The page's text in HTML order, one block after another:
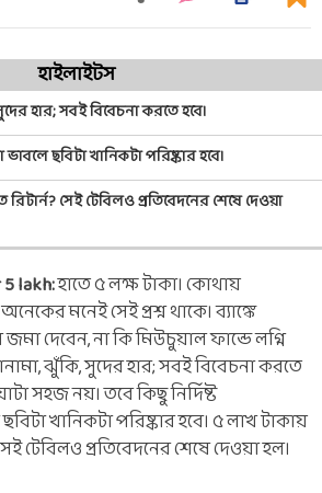
হাইলাইটস
হার; সবই বিবেচনা করতে হবে।
ছবিটা খানিকটা পরিষ্কার হবে।
সেই টেবিলও প্রতিবেদনের শেষে দেওয়া
lakh:হাতে ৫ লক্ষ টাকা। কোথায়
মনেই সেই প্রশ্ন থাকে। ব্যাঙ্কে
দেবেন, না কি মিউচুয়াল ফান্ডে লগ্নি
ঝুঁকি, সুদের হার; সবই বিবেচনা করতে
সহজ নয়। তবে কিছু নির্দিষ্ট
খানিকটা পরিষ্কার হবে। ৫ লাখ টাকায়
টেবিলও প্রতিবেদনের শেষে দেওয়া হল।